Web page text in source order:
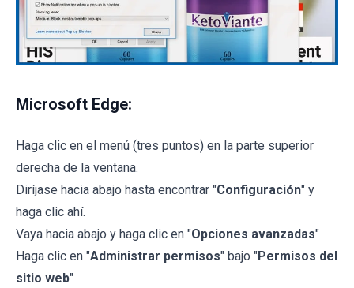
Microsoft Edge:
Haga clic en el menú (tres puntos) en la parte superior
derecha de la ventana.
Diríjase hacia abajo hasta encontrar "Configuración" y
haga clic ahí.
Vaya hacia abajo y haga clic en "Opciones avanzadas"
Haga clic en "Administrar permisos" bajo "Permisos del
sitio web"